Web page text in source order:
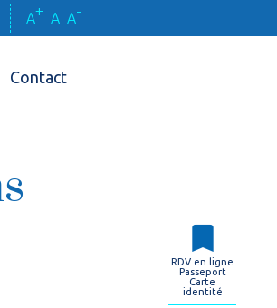
A+ A A-
Contact
RDV en ligne
Passeport
Carte
identité